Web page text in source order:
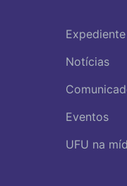
Expediente
Notícias
Eventos
UFU na